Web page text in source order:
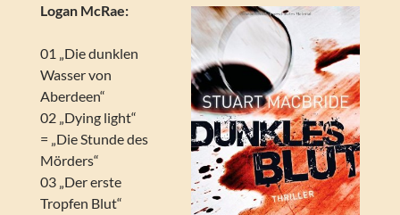
Logan McRae:
01 „Die dunklen
Wasser von
Aberdeen“
02 „Dying light“
= „Die Stunde des
Mörders“
03 „Der erste
Tropfen Blut“